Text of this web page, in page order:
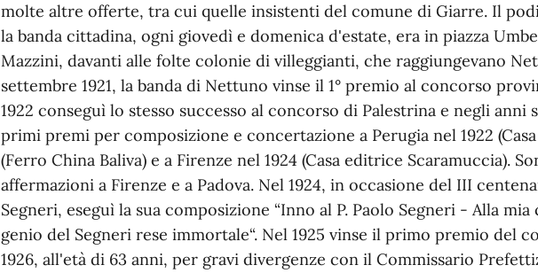
molte altre offerte, tra cui quelle insistenti del comune di Giarre. Il
la banda cittadina, ogni giovedì e domenica d'estate, era in piazza
Mazzini, davanti alle folte colonie di villeggianti, che raggiungevano
settembre 1921, la banda di Nettuno vinse il 1° premio al concorso
1922 conseguì lo stesso successo al concorso di Palestrina e negli anni
primi premi per composizione e concertazione a Perugia nel 1922
(Ferro China Baliva) e a Firenze nel 1924 (Casa editrice Scaramuccia).
affermazioni a Firenze e a Padova. Nel 1924, in occasione del III
Segneri, eseguì la sua composizione “Inno al P. Paolo Segneri - Alla
genio del Segneri rese immortale“. Nel 1925 vinse il primo premio del
1926, all'età di 63 anni, per gravi divergenze con il Commissario